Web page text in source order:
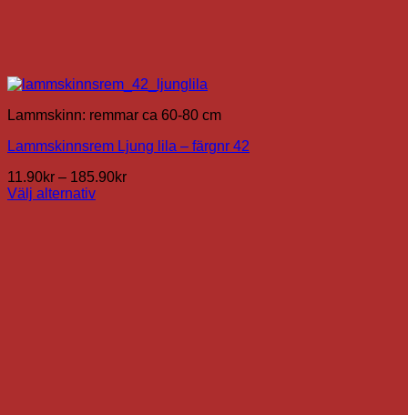
Lammskinn: remmar ca 60-80 cm
Lammskinnsrem Ljung lila – färgnr 42
11.90kr – 185.90krPrisintervall:
Välj alternativ